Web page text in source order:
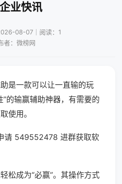
业快讯
08-07｜阅读：1
者：微榜网
是一款可以让一直输的玩
”的输赢辅助神器，有需要的
使用。
请 549552478 进群获取软
松成为“必赢”。其操作方式